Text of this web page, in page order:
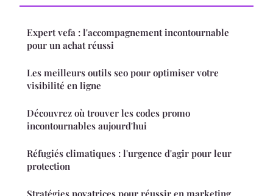
Expert vefa : l'accompagnement incontournable
pour un achat réussi
Les meilleurs outils seo pour optimiser votre
visibilité en ligne
Découvrez où trouver les codes promo
incontournables aujourd'hui
Réfugiés climatiques : l'urgence d'agir pour leur
protection